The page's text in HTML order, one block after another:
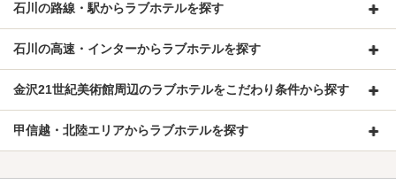
石川の路線・駅からラブホテルを探す
石川の高速・インターからラブホテルを探す
金沢21世紀美術館周辺のラブホテルをこだわり条件から探す
甲信越・北陸エリアからラブホテルを探す